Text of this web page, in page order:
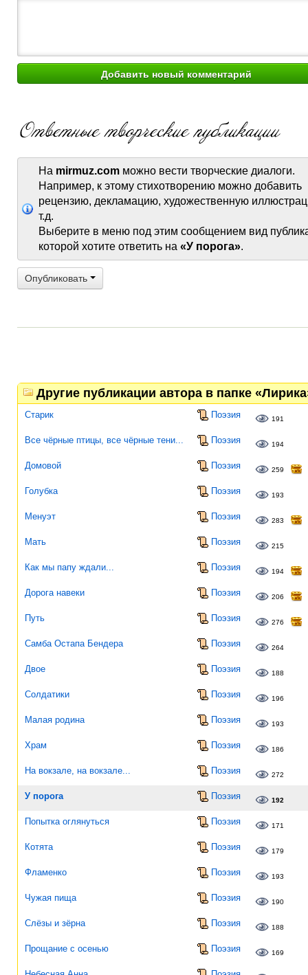
На mirmuz.com можно вести творческие диалоги.
Например, к этому стихотворению можно добавить
рецензию, декламацию, художественную
т.д.
Выберите в меню под этим сообщением вид
которой хотите ответить на «У порога».
Опубликовать
Другие публикации автора в папке
Старик Поэзия 191
Все чёрные птицы, все чёрные тени... Поэзия 194
Домовой Поэзия 259
Голубка Поэзия 193
Менуэт Поэзия 283
Мать Поэзия 215
Как мы папу ждали... Поэзия 194
Дорога навеки Поэзия 206
Путь Поэзия 276
Самба Остапа Бендера Поэзия 264
Двое Поэзия 188
Солдатики Поэзия 196
Малая родина Поэзия 193
Храм Поэзия 186
На вокзале, на вокзале... Поэзия 272
У порога Поэзия 192
Попытка оглянуться Поэзия 171
Котята Поэзия 179
Фламенко Поэзия 193
Чужая пища Поэзия 190
Слёзы и зёрна Поэзия 188
Прощание с осенью Поэзия 169